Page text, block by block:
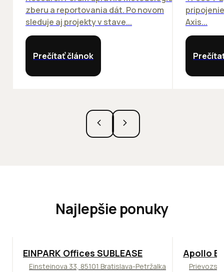
zberu a reportovania dát. Po novom
sleduje aj projekty v stave...
Prečítať článok
Axis...
Najlepšie ponuky
TOP ODPORÚČAME
EINPARK Offices SUBLEASE
Einsteinova 33, 85101 Bratislava-Petržalka
TOP
Apollo